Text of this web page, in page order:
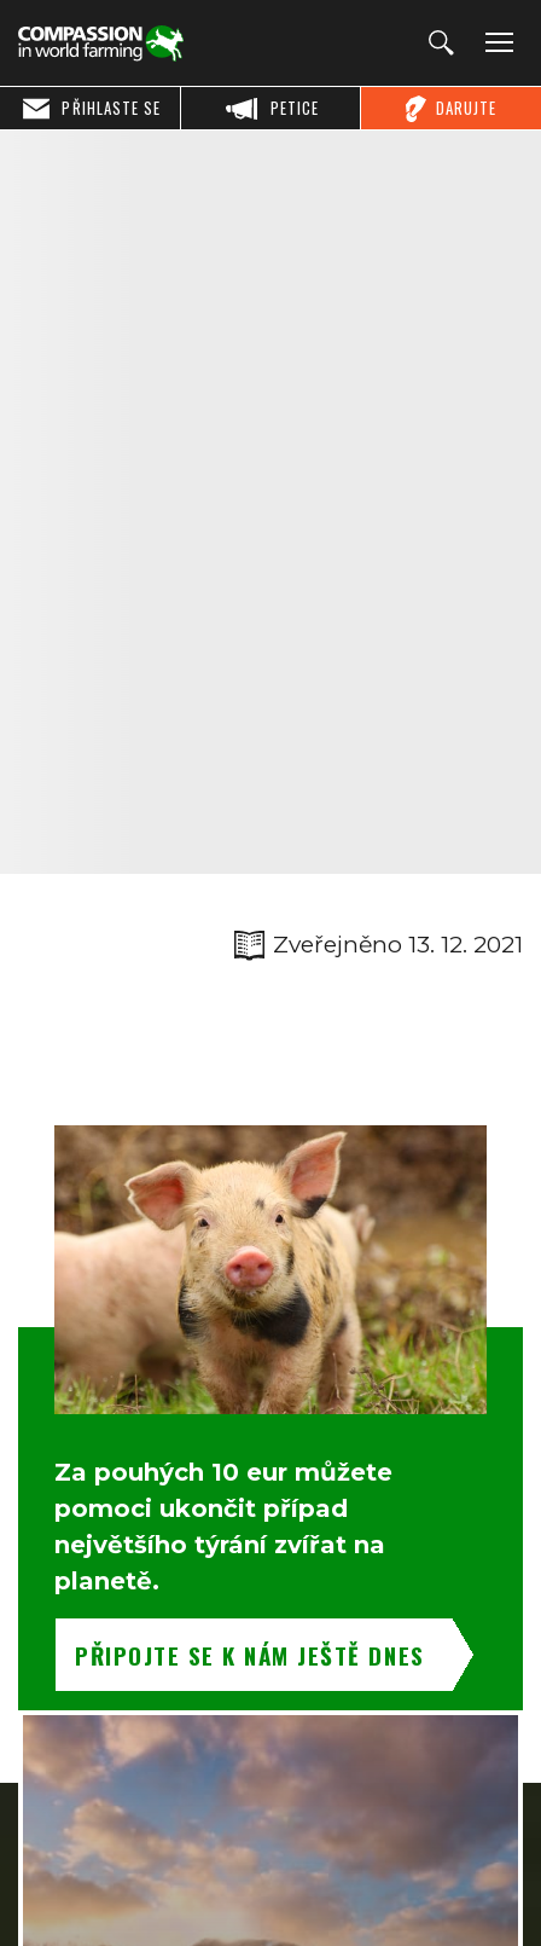
DARUJTE
PETICE
PŘIHLASTE SE
Zveřejněno 13. 12. 2021
Za pouhých 10 eur můžete
pomoci ukončit případ
největšího týrání zvířat na
planetě.
PŘIPOJTE SE K NÁM JEŠTĚ DNES